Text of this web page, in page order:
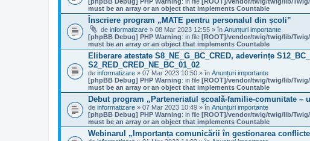
must be an array or an object that implements Countable
Înscriere program „MATE pentru personalul din școli”
de informatizare » 08 Mar 2023 12:55 » în Anunțuri importante
[phpBB Debug] PHP Warning: in file [ROOT]/vendor/twig/twig/lib/
must be an array or an object that implements Countable
Eliberare atestate S8_NE_G_BC_CRED, adeverințe
S2_RED_CRED_NE_BC_01_02
de informatizare » 07 Mar 2023 10:50 » în Anunțuri importante
[phpBB Debug] PHP Warning: in file [ROOT]/vendor/twig/twig/lib/
must be an array or an object that implements Countable
Debut program „Parteneriatul școală-familie-comunitate –
de informatizare » 07 Mar 2023 10:49 » în Anunțuri importante
[phpBB Debug] PHP Warning: in file [ROOT]/vendor/twig/twig/lib/
must be an array or an object that implements Countable
Webinarul „Importanța comunicării în gestionarea